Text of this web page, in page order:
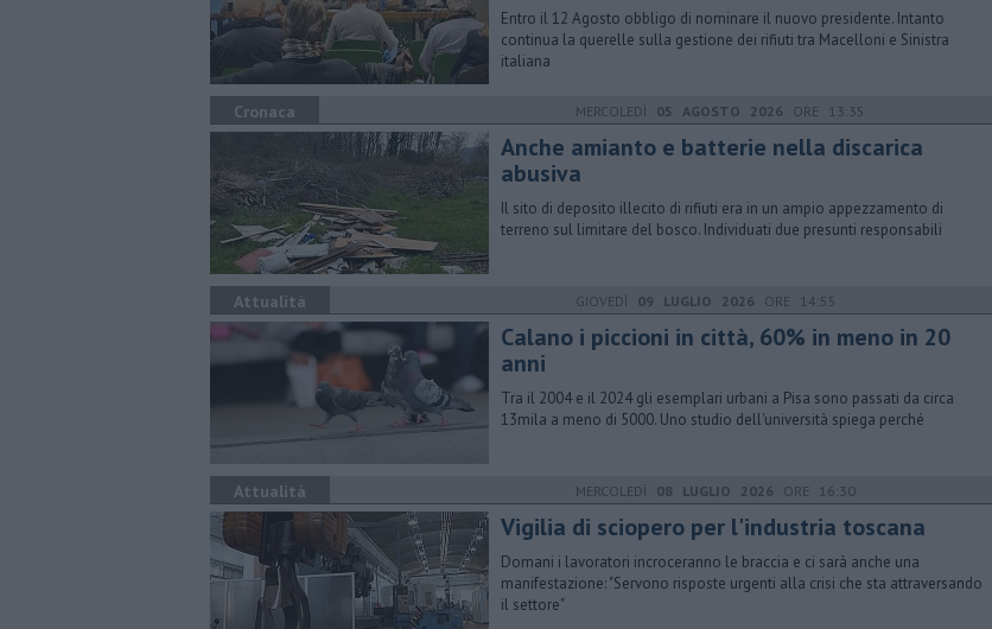
Entro il 12 Agosto obbligo di nominare il nuovo presidente. Intanto
continua la querelle sulla gestione dei rifiuti tra Macelloni e Sinistra
italiana
Cronaca MERCOLEDÌ 05 AGOSTO 2026 ORE 13:35
Anche amianto e batterie nella discarica
abusiva
Il sito di deposito illecito di rifiuti era in un ampio appezzamento di
terreno sul limitare del bosco. Individuati due presunti responsabili
Attualità GIOVEDÌ 09 LUGLIO 2026 ORE 14:55
Calano i piccioni in città, 60% in meno in 20
anni
Tra il 2004 e il 2024 gli esemplari urbani a Pisa sono passati da circa
13mila a meno di 5000. Uno studio dell'università spiega perché
Attualità MERCOLEDÌ 08 LUGLIO 2026 ORE 16:30
Vigilia di sciopero per l'industria toscana
Domani i lavoratori incroceranno le braccia e ci sarà anche una
manifestazione: "Servono risposte urgenti alla crisi che sta attraversando
il settore"